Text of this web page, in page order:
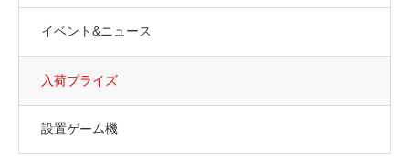
イベント&ニュース
入荷プライズ
設置ゲーム機